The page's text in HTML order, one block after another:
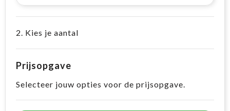
2. Kies je aantal
Prijsopgave
Selecteer jouw opties voor de prijsopgave.